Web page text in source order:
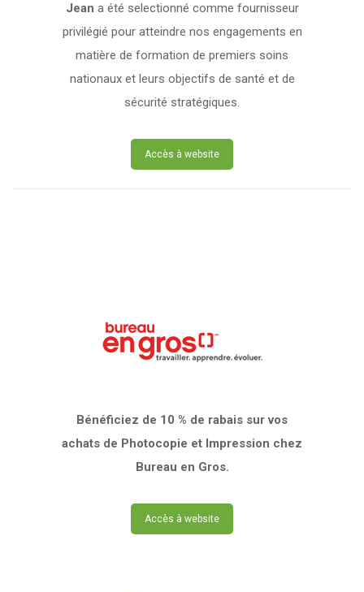
Jean a été selectionné comme fournisseur
privilégié pour atteindre nos engagements en
matière de formation de premiers soins
nationaux et leurs objectifs de santé et de
sécurité stratégiques.
Accès à website
Bénéficiez de 10 % de rabais sur vos
achats de Photocopie et Impression chez
Bureau en Gros.
Accès à website